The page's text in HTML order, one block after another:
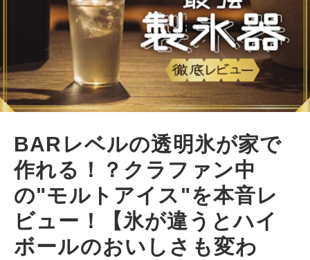
BARレベルの透明氷が家で
作れる！？クラファン中
の"モルトアイス"を本音レ
ビュー！【氷が違うとハイ
ボールのおいしさも変わ